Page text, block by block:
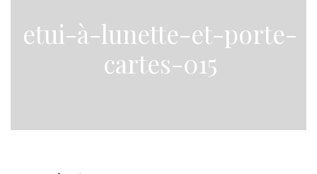
etui-à-lunette-et-porte-
cartes-015